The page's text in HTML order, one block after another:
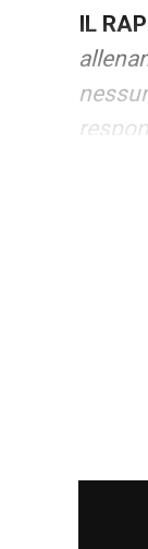
IL
LA